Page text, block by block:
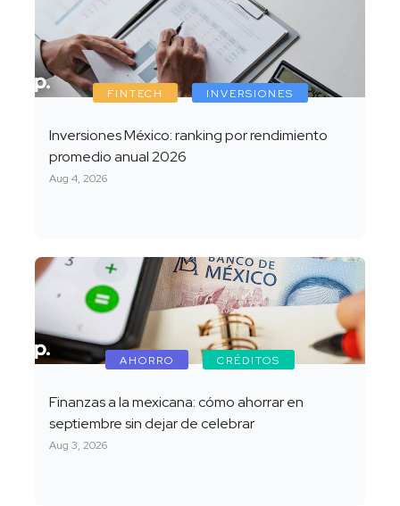
FINTECH INVERSIONES
Inversiones México: ranking por rendimiento
promedio anual 2026
Aug 4, 2026
AHORRO CRÉDITOS
Finanzas a la mexicana: cómo ahorrar en
septiembre sin dejar de celebrar
Aug 3, 2026